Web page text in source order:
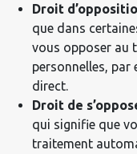
Droit
que dans
vous opposer au
personnelles, par
direct.
Droit de
qui signifie que
traitement